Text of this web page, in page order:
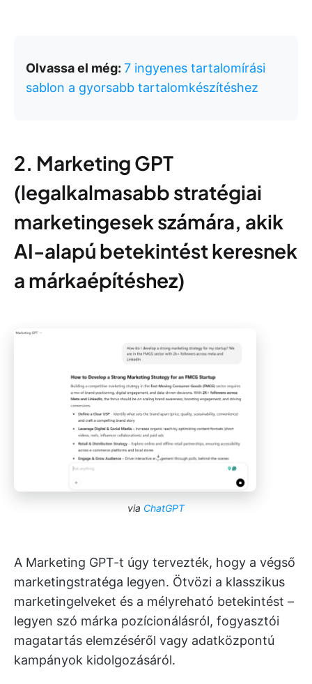
Olvassa el még: 7 ingyenes tartalomírási
sablon a gyorsabb tartalomkészítéshez
2. Marketing GPT
(legalkalmasabb stratégiai
marketingesek számára, akik
AI-alapú betekintést keresnek
a márkaépítéshez)
via ChatGPT
A Marketing GPT-t úgy tervezték, hogy a végső
marketingstratéga legyen. Ötvözi a klasszikus
marketingelveket és a mélyreható betekintést –
legyen szó márka pozícionálásról, fogyasztói
magatartás elemzéséről vagy adatközpontú
kampányok kidolgozásáról.